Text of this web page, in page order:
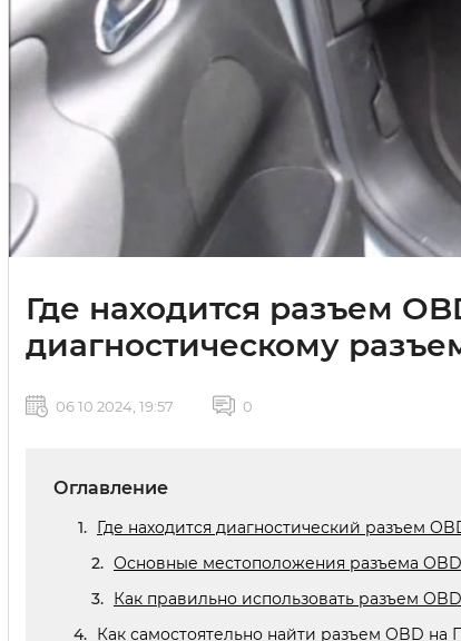
Где находится разъем
диагностическому
06 10 2024, 19:57 0
Оглавление
Где находится диагностический разъем
Основные местоположения разъема
Как правильно использовать разъем OBD
Как самостоятельно найти разъем OBD